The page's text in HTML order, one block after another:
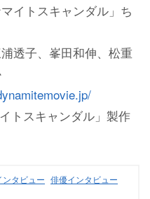
イトスキャンダル」ち
透子、峯田和伸、松重
トスキャンダル」製作
ンタビュー 俳優インタビュー